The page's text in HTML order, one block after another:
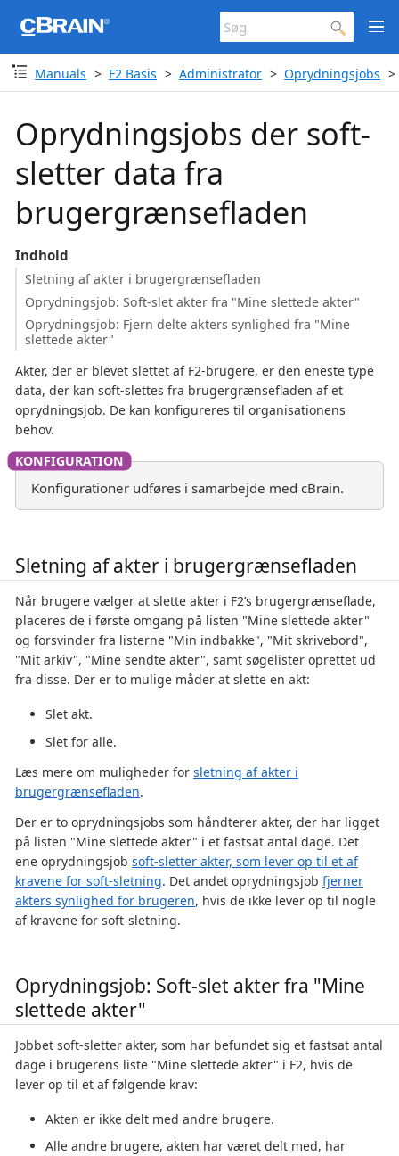
Manuals F2 Basis Administrator Oprydningsjobs
Oprydningsjobs der soft-
sletter data fra
brugergrænsefladen
Indhold
Sletning af akter i brugergrænsefladen
Oprydningsjob: Soft-slet akter fra "Mine slettede akter"
Oprydningsjob: Fjern delte akters synlighed fra "Mine
slettede akter"
Akter, der er blevet slettet af F2-brugere, er den eneste type
data, der kan soft-slettes fra brugergrænsefladen af et
oprydningsjob. De kan konfigureres til organisationens
behov.
Konfigurationer udføres i samarbejde med cBrain.
Sletning af akter i brugergrænsefladen
Når brugere vælger at slette akter i F2’s brugergrænseflade,
placeres de i første omgang på listen "Mine slettede akter"
og forsvinder fra listerne "Min indbakke", "Mit skrivebord",
"Mit arkiv", "Mine sendte akter", samt søgelister oprettet ud
fra disse. Der er to mulige måder at slette en akt:
Slet akt.
Slet for alle.
Læs mere om muligheder for sletning af akter i
brugergrænsefladen.
Der er to oprydningsjobs som håndterer akter, der har ligget
på listen "Mine slettede akter" i et fastsat antal dage. Det
ene oprydningsjob soft-sletter akter, som lever op til et af
kravene for soft-sletning. Det andet oprydningsjob fjerner
akters synlighed for brugeren, hvis de ikke lever op til nogle
af kravene for soft-sletning.
Oprydningsjob: Soft-slet akter fra "Mine
slettede akter"
Jobbet soft-sletter akter, som har befundet sig et fastsat antal
dage i brugerens liste "Mine slettede akter" i F2, hvis de
lever op til et af følgende krav:
Akten er ikke delt med andre brugere.
Alle andre brugere, akten har været delt med, har